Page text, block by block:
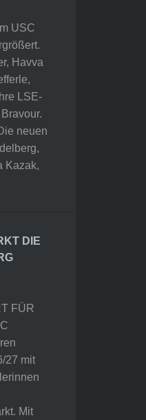
USC
Havva
LSE-
neuen
Kazak,
DIE
FÜR
27 mit
Mit